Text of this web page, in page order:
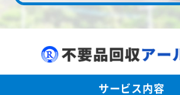
サービス内容